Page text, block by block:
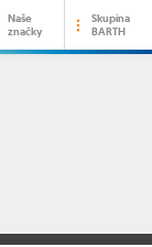
Naše
značky
Skupina
BARTH